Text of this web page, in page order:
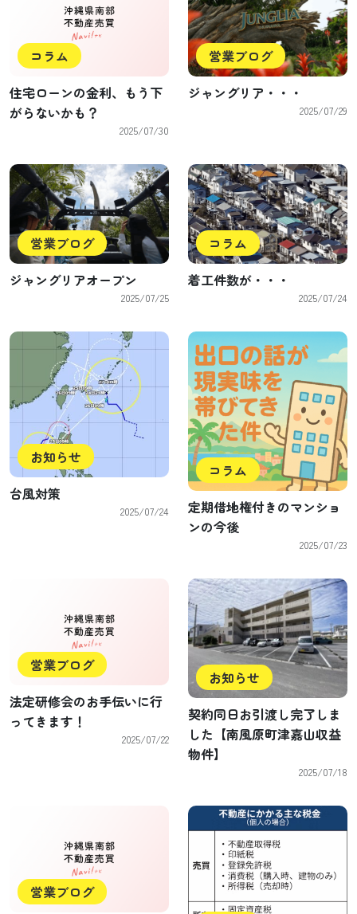
コラム
住宅ローンの金利、もう下
がらないかも？
2025/07/30
営業ブログ
ジャングリア・・・
2025/07/29
営業ブログ
ジャングリアオープン
2025/07/25
コラム
着工件数が・・・
2025/07/24
お知らせ
台風対策
2025/07/24
コラム
定期借地権付きのマンショ
ンの今後
2025/07/23
営業ブログ
法定研修会のお手伝いに行
ってきます！
2025/07/22
お知らせ
契約同日お引渡し完了しま
した【南風原町津嘉山収益
物件】
2025/07/18
営業ブログ